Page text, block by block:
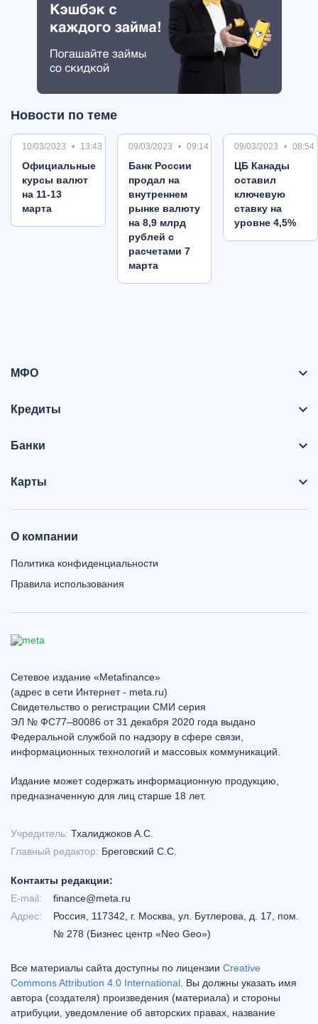
Новости по теме
10/03/2023 13:43
Oфициальные
курсы валют
на 11-13
марта
09/03/2023 09:14
Банк России
продал на
внутреннем
рынке валюту
на 8,9 млрд
рублей с
расчетами 7
марта
09/03/2023 08:54
ЦБ Канады
оставил
ключевую
ставку на
уровне 4,5%
МФО
Кредиты
Банки
Карты
О компании
Политика конфиденциальности
Правила использования
Сетевое издание «Metafinance»
(адрес в сети Интернет - meta.ru)
Свидетельство о регистрации СМИ серия
ЭЛ № ФС77–80086 от 31 декабря 2020 года выдано
Федеральной службой по надзору в сфере связи,
информационных технологий и массовых коммуникаций.
Издание может содержать информационную продукцию,
предназначенную для лиц старше 18 лет.
Учредитель: Тхалиджоков А.С.
Главный редактор: Бреговский С.С.
Контакты редакции:
E-mail:
finance@meta.ru
Адрес:
Россия, 117342, г. Москва, ул. Бутлерова, д. 17, пом.
№ 278 (Бизнес центр «Neo Geo»)
Все материалы сайта доступны по лицензии Creative
Commons Attribution 4.0 International . Вы должны указать имя
автора (создателя) произведения (материала) и стороны
атрибуции, уведомление об авторских правах, название